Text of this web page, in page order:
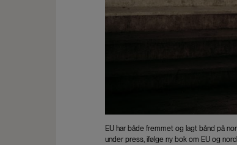
EU har både fremmet og lagt bånd på
under press, ifølge ny bok om EU og